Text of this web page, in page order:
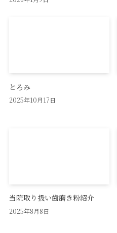
とろみ
2025年10月17日
当院取り扱い歯磨き粉紹介
2025年8月8日